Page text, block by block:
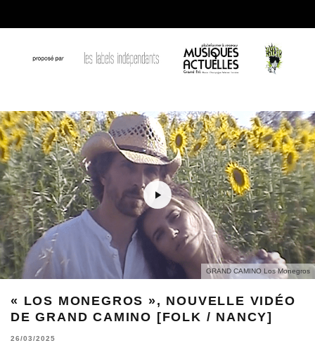
GRAND CAMINO Los Monegros
« LOS MONEGROS », NOUVELLE VIDÉO
DE GRAND CAMINO [FOLK / NANCY]
26/03/2025